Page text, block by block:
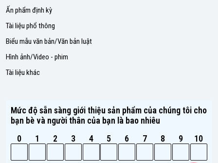
Ấn phẩm định kỳ
Tài liệu phổ thông
Biểu mẫu văn bản/Văn bản luật
Hình ảnh/Video - phim
Tài liệu khác
Mức độ sẵn sàng giới thiệu sản phẩm của chúng tôi cho
bạn bè và người thân của bạn là bao nhiêu
0
1 2 3 4 5 6 7 8 9 10